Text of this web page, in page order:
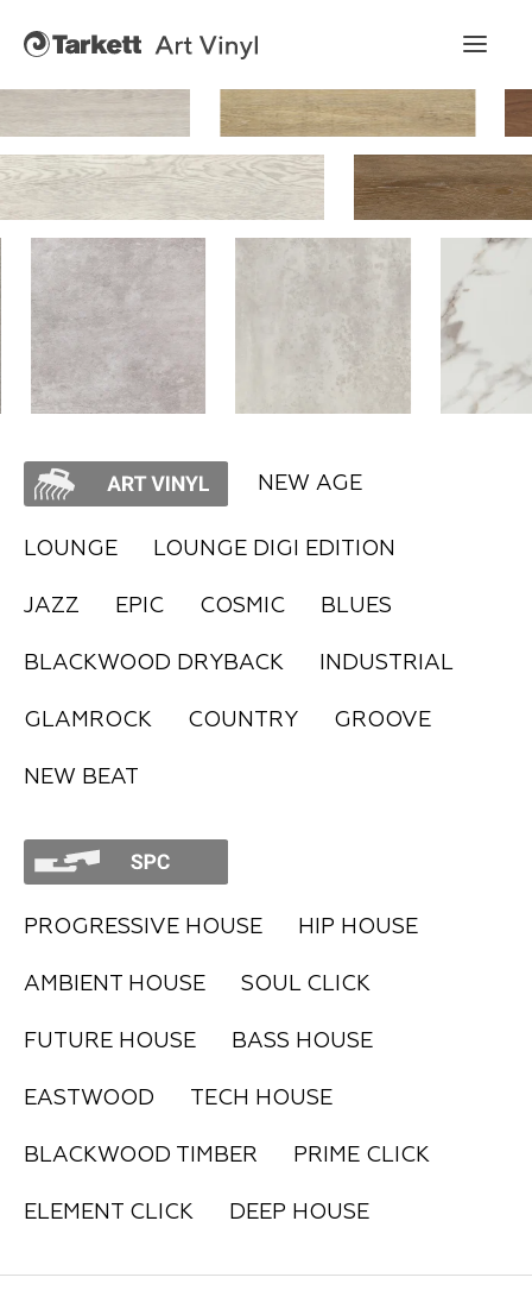
NEW AGE
LOUNGE LOUNGE DIGI EDITION
JAZZ EPIC COSMIC BLUES
BLACKWOOD DRYBACK INDUSTRIAL
GLAMROCK COUNTRY GROOVE
NEW BEAT
PROGRESSIVE HOUSE HIP HOUSE
AMBIENT HOUSE SOUL CLICK
FUTURE HOUSE BASS HOUSE
EASTWOOD TECH HOUSE
BLACKWOOD TIMBER PRIME CLICK
ELEMENT CLICK DEEP HOUSE
Art Vinyl
Коллекции
Конструктор интерьера
Art Vinyl в интерьере
Где купить